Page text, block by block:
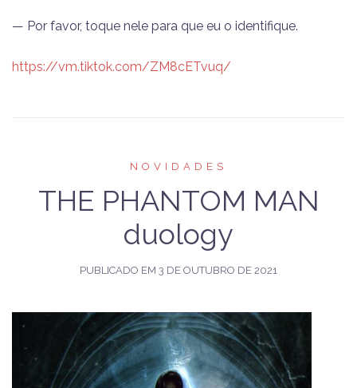
— Por favor, toque nele para que eu o identifique.
https://vm.tiktok.com/ZM8cETvuq/
NOVIDADES
THE PHANTOM MAN
duology
PUBLICADO EM 3 DE OUTUBRO DE 2021